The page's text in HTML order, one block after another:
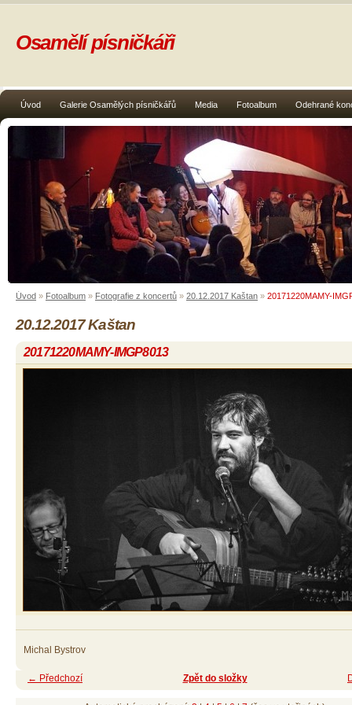
Úvod Galerie Osamělých písničkářů Media Fotoalbum Odehrané
Osamělí písničkáři
Úvod » Fotoalbum » Fotografie z koncertů » 20.12.2017 Kaštan » 20171220MAMY-
20.12.2017 Kaštan
20171220MAMY-IMGP8013
Michal Bystrov
← Předchozí Zpět do složky